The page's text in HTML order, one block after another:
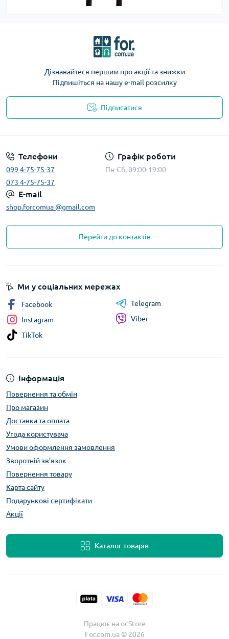
Дізнавайтеся першим про акції та знижки
Підпишіться на нашу e-mail розсилку
Підписатися
Телефони
099 4-75-75-37
073 4-75-75-37
Графік роботи
Пн-Сб, 09:00-19:00
E-mail
shop.forcomua @gmail.com
Перейти до контактів
Інформація
Повернення та обмін
Про магазин
Доставка та оплата
Угода користувача
Умови оформлення замовлення
Зворотній зв’язок
Повернення товару
Карта сайту
Подарункові сертифікати
Акції
Каталог товарів
Ми у соціальних мережах
Facebook
Instagram
TikTok
Telegram
Viber
Працює наocStore
For.com.ua © 2026